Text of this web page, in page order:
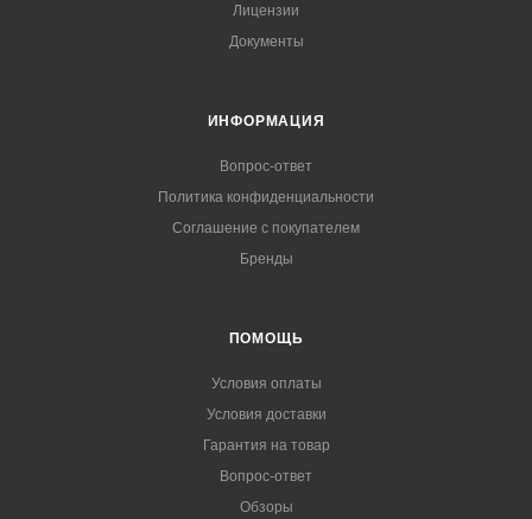
Лицензии
Документы
ИНФОРМАЦИЯ
Вопрос-ответ
Политика конфиденциальности
Соглашение с покупателем
Бренды
ПОМОЩЬ
Условия оплаты
Условия доставки
Гарантия на товар
Вопрос-ответ
Обзоры